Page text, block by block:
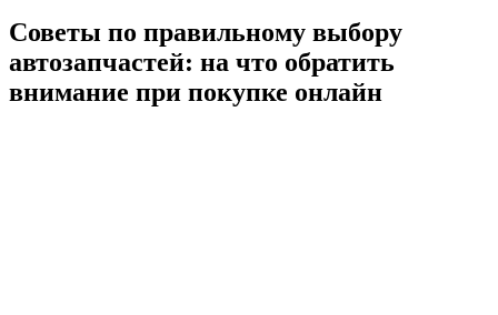
Советы по правильному выбору
автозапчастей: на что обратить
внимание при покупке онлайн